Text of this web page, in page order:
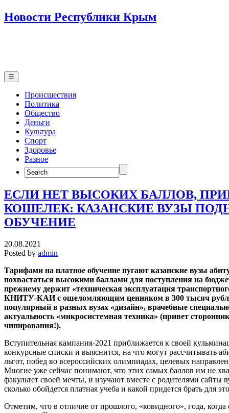
Новости Республики Крым
☰
Происшествия
Политика
Общество
Деньги
Культура
Спорт
Здоровье
Разное
Search
for:
ЕСЛИ НЕТ ВЫСОКИХ БАЛЛОВ,
КОШЕЛЕК: КАЗАНСКИЕ ВУЗЫ
ОБУЧЕНИЕ
20.08.2021
Posted by admin
Тарифами на платное обучение пугают казанские вузы
похвастаться высокими баллами для поступления на
прежнему держит «техническая эксплуатация
КНИТУ-КАИ с ошеломляющим ценником в 300 тысяч
популярный в разных вузах «дизайн», врачебные
актуальность «микросистемная техника» (привет
чипирования!).
Вступительная кампания-2021 приближается к своей
конкурсные списки и выяснится, на что могут рассчитывать
льгот, побед во всероссийских олимпиадах, целевых
Многие уже сейчас понимают, что этих самых баллов им не
факультет своей мечты, и изучают вместе с родителями сайты
сколько обойдется платная учеба и какой придется брать для
Отметим, что в отличие от прошлого, «ковидного», года,